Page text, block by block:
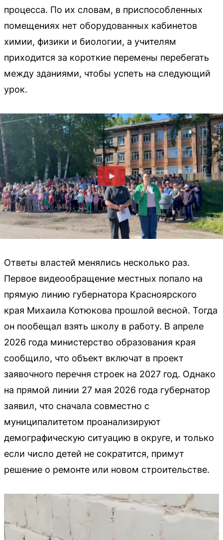
процесса. По их словам, в приспособленных
помещениях нет оборудованных кабинетов
химии, физики и биологии, а учителям
приходится за короткие перемены перебегать
между зданиями, чтобы успеть на следующий
урок.
Ответы властей менялись несколько раз.
Первое видеообращение местных попало на
прямую линию губернатора Красноярского
края Михаила Котюкова прошлой весной. Тогда
он пообещал взять школу в работу. В апреле
2026 года министерство образования края
сообщило, что объект включат в проект
заявочного перечня строек на 2027 год. Однако
на прямой линии 27 мая 2026 года губернатор
заявил, что сначала совместно с
муниципалитетом проанализируют
демографическую ситуацию в округе, и только
если число детей не сократится, примут
решение о ремонте или новом строительстве.